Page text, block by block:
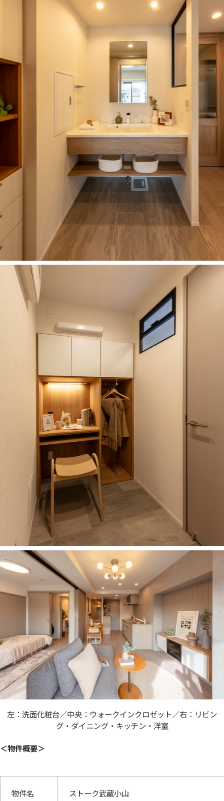
左：洗面化粧台／中央：ウォークインクロゼット／右：リビン
グ・ダイニング・キッチン・洋室
＜物件概要＞
物件名 ストーク武蔵小山